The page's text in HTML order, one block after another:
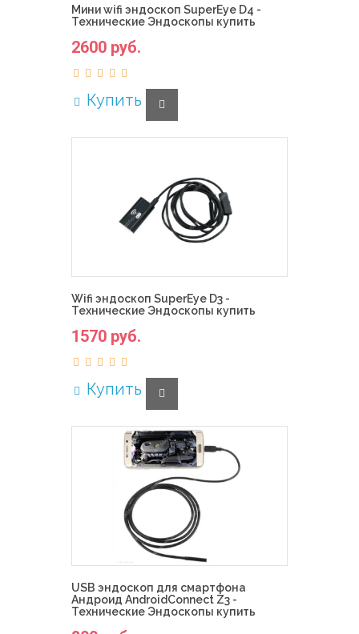
Мини wifi эндоскоп SuperEye D4 -
Технические Эндоскопы купить
2600 руб.
Купить
Wifi эндоскоп SuperEye D3 -
Технические Эндоскопы купить
1570 руб.
Купить
USB эндоскоп для смартфона
Андроид AndroidConnect Z3 -
Технические Эндоскопы купить